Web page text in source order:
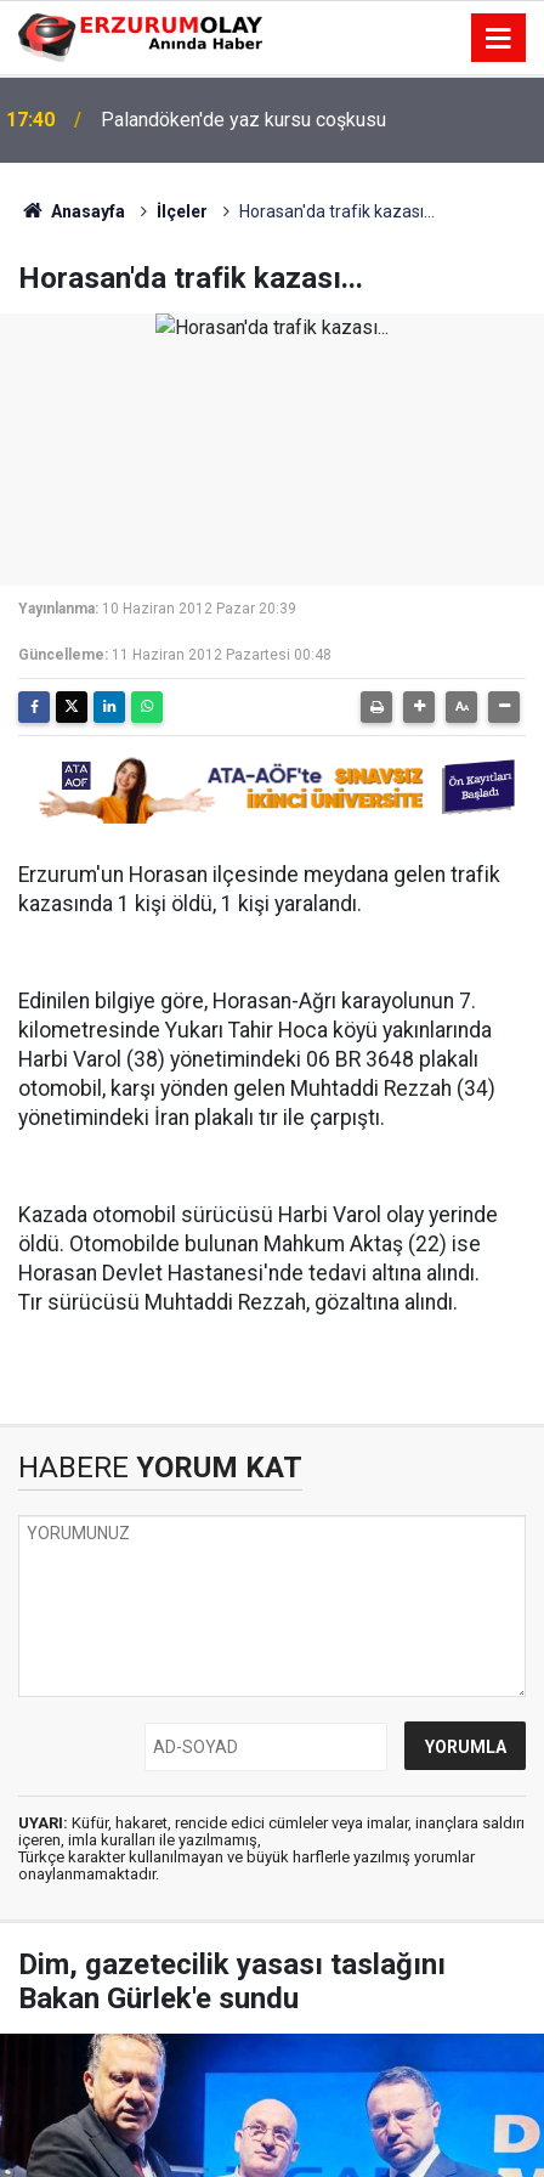
17:40 Palandöken'de yaz kursu coşkusu
Anasayfa İlçeler Horasan'da trafik kazası...
Horasan'da trafik kazası...
Yayınlanma: 10 Haziran 2012 Pazar 20:39
Güncelleme: 11 Haziran 2012 Pazartesi 00:48
Erzurum'un Horasan ilçesinde meydana gelen trafik
kazasında 1 kişi öldü, 1 kişi yaralandı.
Edinilen bilgiye göre, Horasan-Ağrı karayolunun 7.
kilometresinde Yukarı Tahir Hoca köyü yakınlarında
Harbi Varol (38) yönetimindeki 06 BR 3648 plakalı
otomobil, karşı yönden gelen Muhtaddi Rezzah (34)
yönetimindeki İran plakalı tır ile çarpıştı.
Kazada otomobil sürücüsü Harbi Varol olay yerinde
öldü. Otomobilde bulunan Mahkum Aktaş (22) ise
Horasan Devlet Hastanesi'nde tedavi altına alındı.
Tır sürücüsü Muhtaddi Rezzah, gözaltına alındı.
HABERE YORUM KAT
UYARI: Küfür, hakaret, rencide edici cümleler veya imalar, inançlara saldırı
içeren, imla kuralları ile yazılmamış,
Türkçe karakter kullanılmayan ve büyük harflerle yazılmış yorumlar
onaylanmamaktadır.
Dim, gazetecilik yasası taslağını
Bakan Gürlek'e sundu